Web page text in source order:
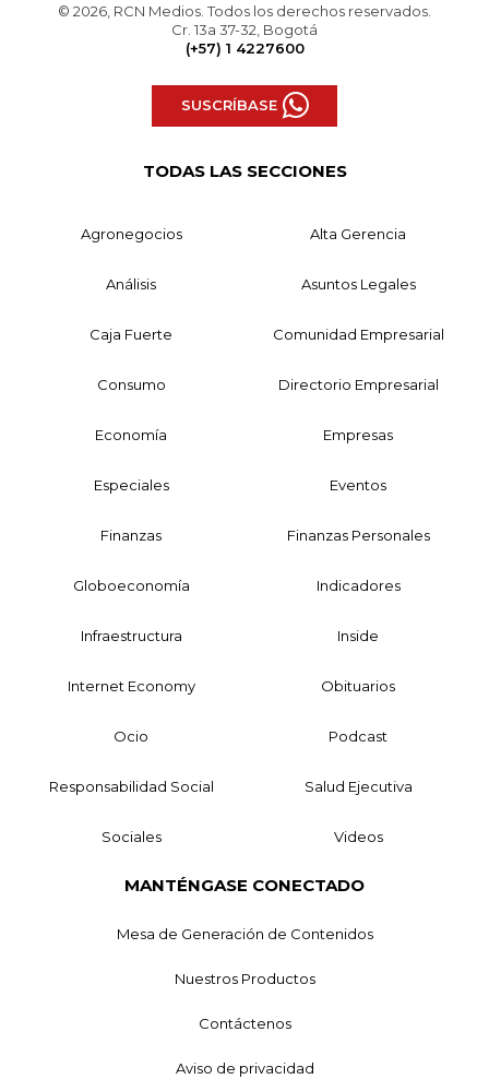
© 2026, RCN Medios. Todos los derechos reservados.
Cr. 13a 37-32, Bogotá
(+57) 1 4227600
SUSCRÍBASE
TODAS LAS SECCIONES
Agronegocios Alta Gerencia
Análisis Asuntos Legales
Caja Fuerte Comunidad Empresarial
Consumo Directorio Empresarial
Economía Empresas
Especiales Eventos
Finanzas Finanzas Personales
Globoeconomía Indicadores
Infraestructura Inside
Internet Economy Obituarios
Ocio Podcast
Responsabilidad Social Salud Ejecutiva
Sociales Videos
MANTÉNGASE CONECTADO
Mesa de Generación de Contenidos
Nuestros Productos
Contáctenos
Aviso de privacidad